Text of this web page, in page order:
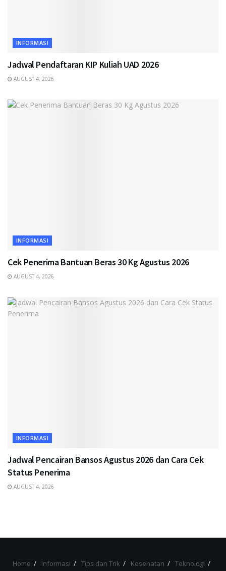
INFORMASI
Jadwal Pendaftaran KIP Kuliah UAD 2026
AUGUST 4, 2026
INFORMASI
Cek Penerima Bantuan Beras 30 Kg Agustus 2026
AUGUST 4, 2026
INFORMASI
Jadwal Pencairan Bansos Agustus 2026 dan Cara Cek
Status Penerima
AUGUST 4, 2026
Home Informasi Tips dan Trik Kesehatan
Teknologi